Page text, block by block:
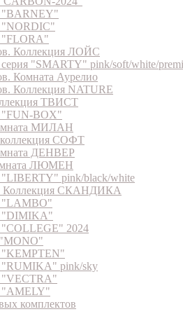
"BARNEY"
"FLORA"
Коллекция ЛОЙС
"SMARTY" pink/soft/white/
Комната Аурелио
Коллекция NATURE
ТВИСТ
"FUN-BOX"
МИЛАН
СОФТ
ДЕНВЕР
ЛЮМЕН
pink/black/white
Коллекция СКАНДИКА
"LAMBO"
"DIMIKA"
2024
pink/sky
"VECTRA"
"AMELY"
комплектов